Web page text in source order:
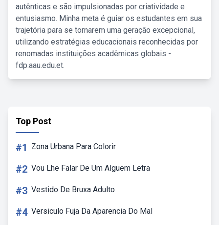
autênticas e são impulsionadas por criatividade e
entusiasmo. Minha meta é guiar os estudantes em sua
trajetória para se tornarem uma geração excepcional,
utilizando estratégias educacionais reconhecidas por
renomadas instituições acadêmicas globais -
fdp.aau.edu.et.
Top Post
#1 Zona Urbana Para Colorir
#2 Vou Lhe Falar De Um Alguem Letra
#3 Vestido De Bruxa Adulto
#4 Versiculo Fuja Da Aparencia Do Mal